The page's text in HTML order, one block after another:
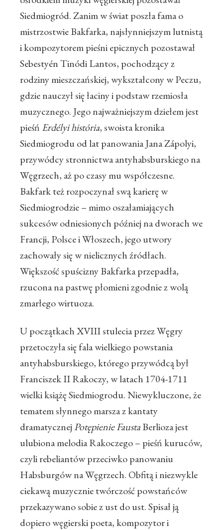
Siedmiogród. Zanim w świat poszła fama o
mistrzostwie Bakfarka, najsłynniejszym lutnistą
i kompozytorem pieśni epicznych pozostawał
Sebestyén Tinódi Lantos, pochodzący z
rodziny mieszczańskiej, wykształcony w Peczu,
gdzie nauczył się łaciny i podstaw rzemiosła
muzycznego. Jego najważniejszym dziełem jest
pieśń Erdélyi história, swoista kronika
Siedmiogrodu od lat panowania Jana Zápolyi,
przywódcy stronnictwa antyhabsburskiego na
Węgrzech, aż po czasy mu współczesne.
Bakfark też rozpoczynał swą karierę w
Siedmiogrodzie – mimo oszałamiających
sukcesów odniesionych później na dworach we
Francji, Polsce i Włoszech, jego utwory
zachowały się w nielicznych źródłach.
Większość spuścizny Bakfarka przepadła,
rzucona na pastwę płomieni zgodnie z wolą
zmarłego wirtuoza.
U początkach XVIII stulecia przez Węgry
przetoczyła się fala wielkiego powstania
antyhabsburskiego, którego przywódcą był
Franciszek II Rakoczy, w latach 1704-1711
wielki książę Siedmiogrodu. Niewykluczone, że
tematem słynnego marsza z kantaty
dramatycznejPotępienie FaustaBerlioza jest
ulubiona melodia Rakoczego – pieśń kuruców,
czyli rebeliantów przeciwko panowaniu
Habsburgów na Węgrzech. Obfitą i niezwykle
ciekawą muzycznie twórczość powstańców
przekazywano sobie z ust do ust. Spisał ją
dopiero węgierski poeta, kompozytor i